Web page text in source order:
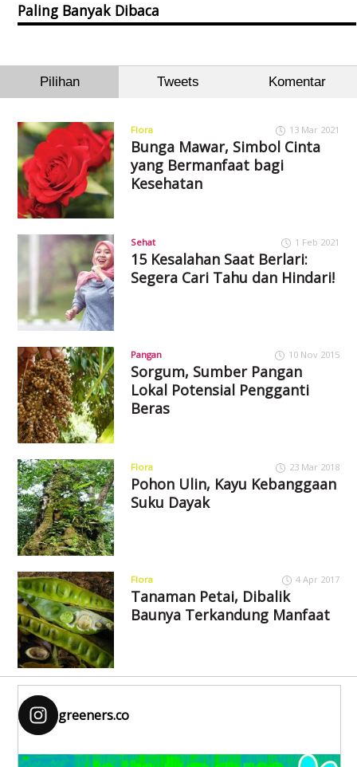
Paling Banyak Dibaca
Pilihan Tweets Komentar
Flora 13 Mar 2021
Bunga Mawar, Simbol Cinta
yang Bermanfaat bagi
Kesehatan
Sehat 1 Feb 2021
15 Kesalahan Saat Berlari:
Segera Cari Tahu dan Hindari!
Pangan 10 Nov 2015
Sorgum, Sumber Pangan
Lokal Potensial Pengganti
Beras
Flora 23 Mar 2018
Pohon Ulin, Kayu Kebanggaan
Suku Dayak
Flora 4 Apr 2017
Tanaman Petai, Dibalik
Baunya Terkandung Manfaat
greeners.co